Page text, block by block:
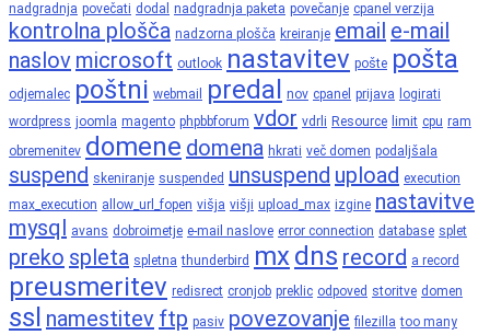
nadgradnja povečati dodal nadgradnja paketa povečanje cpanel verzija
kontrolna plošča nadzorna plošča kreiranje email e-mail
naslov microsoft outlook nastavitev pošte pošta
odjemalec poštni webmail predal nov cpanel prijava
logirati
wordpress joomla magento phpbbforum vdor vdrli Resource limit cpu ram
obremenitev domene domena hkrati več domen podaljšala
suspend skeniranje suspended unsuspend upload execution
max_execution allow_url_fopen višja višji upload_max izgine nastavitve
mysql avans dobroimetje e-mail naslove error connection database splet
preko spleta spletna thunderbird mx dns record a record
preusmeritev redisrect cronjob preklic odpoved storitve domen
ssl namestitev ftp pasiv povezovanje filezilla too many